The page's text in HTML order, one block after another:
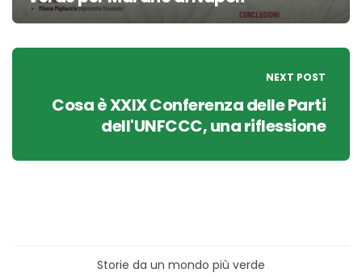
NEXT POST
Cosa è XXIX Conferenza delle Parti
dell'UNFCCC, una riflessione
Storie da un mondo più verde